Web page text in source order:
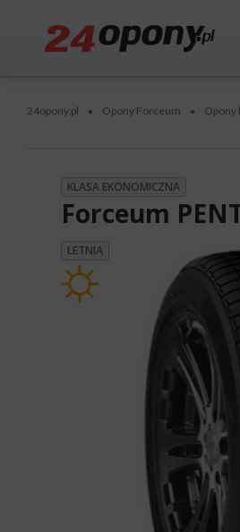
24opony.pl • Opony Forceum • Opony
KLASA EKONOMICZNA
Forceum
LETNIA